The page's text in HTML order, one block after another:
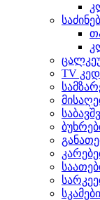
TV
სკამები